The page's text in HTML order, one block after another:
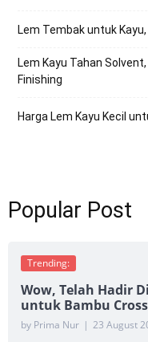
Lem Tembak untuk
Lem Kayu Tahan
Finishing
Harga Lem Kayu Kecil
Popular Post
Trending:
Wow, Telah Hadir
untuk Bambu
by Prima Nur | 23 August